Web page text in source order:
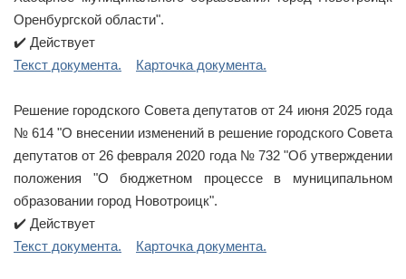
Оренбургской области".
✔️ Действует
Текст документа.
Карточка документа.
Решение городского Совета депутатов от 24 июня 2025 года
№ 614 "О внесении изменений в решение городского Совета
депутатов от 26 февраля 2020 года № 732 "Об утверждении
положения "О бюджетном процессе в муниципальном
образовании город Новотроицк".
✔️ Действует
Текст документа.
Карточка документа.